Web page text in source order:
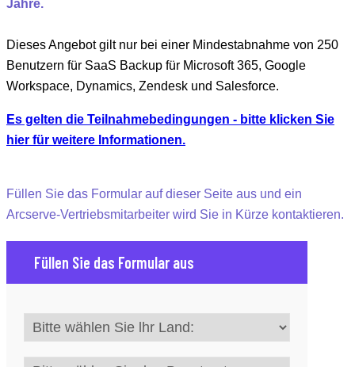
Jahre.
Dieses Angebot gilt nur bei einer Mindestabnahme von 250
Benutzern für SaaS Backup für Microsoft 365, Google
Workspace, Dynamics, Zendesk und Salesforce.
Es gelten die Teilnahmebedingungen - bitte klicken Sie
hier für weitere Informationen.
Füllen Sie das Formular auf dieser Seite aus und ein
Arcserve-Vertriebsmitarbeiter wird Sie in Kürze kontaktieren.
Füllen Sie das Formular aus